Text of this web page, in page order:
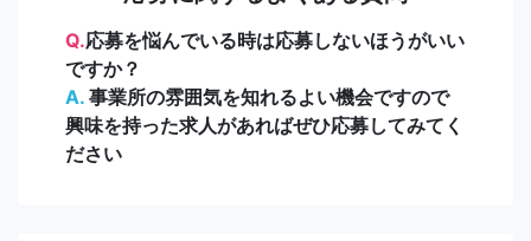
Q.応募を悩んでいる時は応募しないほうがいい
ですか？
A. 事業所の雰囲気を知れるよい機会ですので
興味を持った求人があればぜひ応募してみてく
ださい